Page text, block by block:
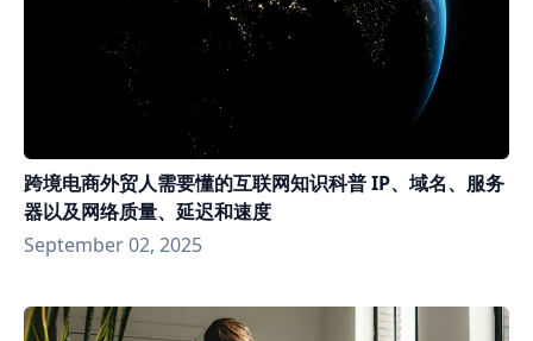
跨境电商外贸人需要懂的互联网知识科普 IP、域名、服务
器以及网络质量、延迟和速度
September 02, 2025